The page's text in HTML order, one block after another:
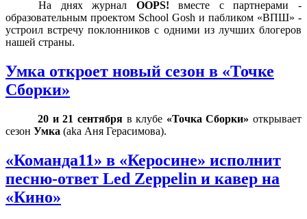
На днях журнал OOPS! вместе с партнерами -
образовательным проектом School Gosh и пабликом «ВПШ» -
устроил встречу поклонников с одними из лучших блогеров
нашей страны.
Умка откроет новый сезон в «Точке
Сборки»
20 и21 сентября в клубе «Точка Сборки» открывает
сезон Умка (aka Аня Герасимова).
«Команда11» в «Керосине» исполнит
песню-ответ Led Zeppelin и кавер на
«Кино»